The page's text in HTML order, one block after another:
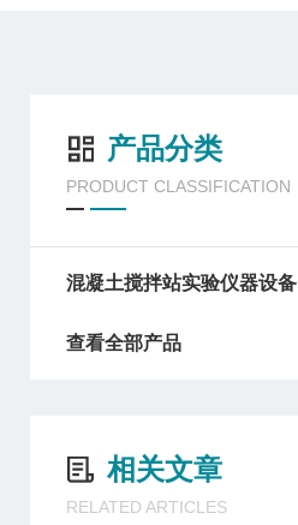
产品分类
PRODUCT CLASSIFICATION
混凝土搅拌站实验仪器设备
查看全部产品
相关文章
RELATED ARTICLES